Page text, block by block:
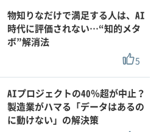
物知りなだけで満足する人は、AI
時代に評価されない…“知的メタ
ボ”解消法
5
AIプロジェクトの40％超が中止？
製造業がハマる「データはあるの
に動けない」の解決策